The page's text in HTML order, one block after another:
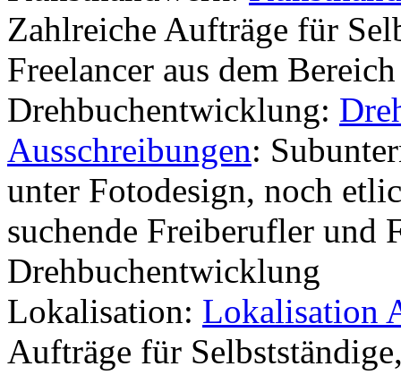
Zahlreiche Aufträge für
Freelancer aus dem
Drehbuchentwicklung:
Ausschreibungen:
unter Fotodesign, noch
suchende Freiberufler und
Drehbuchentwicklung
Lokalisation: Lokalisation
Aufträge für